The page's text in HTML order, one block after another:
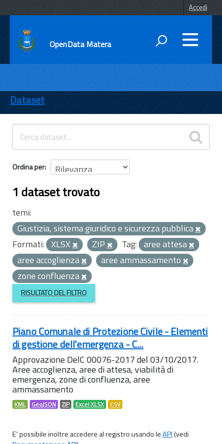
Accedi
OpenData Matera
ENTI
TEMI
INFORMAZIONI
Dataset
Ordina per
1 dataset trovato
temi:
Giustizia, sistema giuridico e sicurezza pubblica
Formati: XLSX ZIP Tag: aree attesa
aree accoglienza
aree ammassamento
zone confluenza
RISULTATO DEL FILTRO
Piano Comunale di Protezione Civile - Elementi
di gestione dell'emergenza - C...
Approvazione DelC 00076-2017 del 03/10/2017.
Aree accoglienza, aree di attesa, viabilità di
emergenza, zone di confluenza, aree
ammassamento
KML GeoJSON ZIP Excel XLSX CSV
E' possibile inoltre accedere al registro usando leAPI(vedi